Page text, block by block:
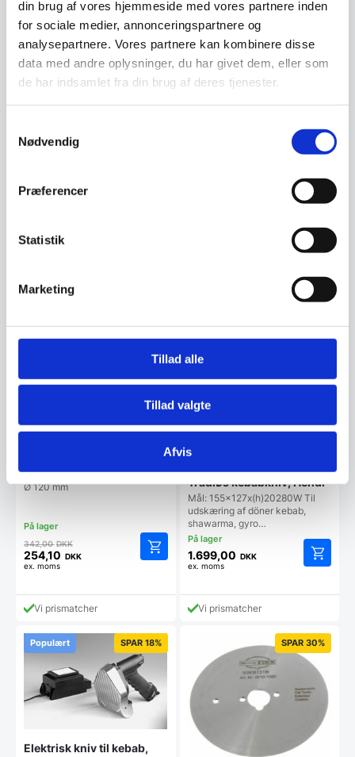
din brug af vores hjemmeside med vores partnere inden
for sociale medier, annonceringspartnere og
analysepartnere. Vores partnere kan kombinere disse
data med andre oplysninger, du har givet dem, eller som
de har indsamlet fra din brug af deres tjenester.
Nødvendig
Præferencer
Statistik
Marketing
Tillad alle
Tillad valgte
Afvis
Ønsker du at få dine varer finansieret har vi
både eget finansieringsselskab samt eksterne
samarbejdspartnere. Du findes vores beregner
og ansøgningsskema her:
Har du spørgsmål til varen? Klik her
Vi prismatcher - Klik her
SPAR 26%
Kebabskærer – Med riller
Ø 120 mm
342,00DKKDen
oprindelige
342,00 DKK.
254,10 DKK
Den
pris
er:
ex. moms
Vi prismatcher
Trådløs kebabkniv, Hendi
Mål: 155x127x(h)20280W Til
udskæring af döner kebab,
shawarma, gyro…
1.699,00 DKK
ex. moms
Vi prismatcher
Populært SPAR 18%
Elektrisk kniv til kebab,
SPAR 30%